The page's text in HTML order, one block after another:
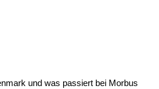
und was passiert bei Morbus